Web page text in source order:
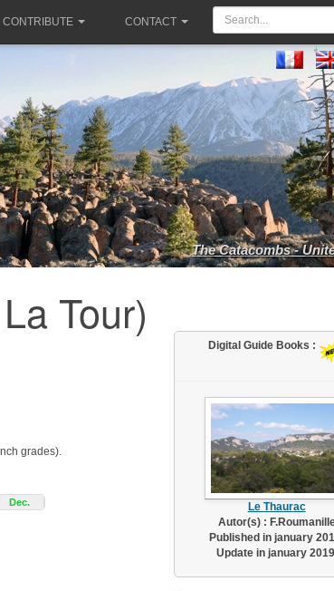
CONTRIBUTE CONTACT
The Catacombs -
Tour)
grades).
Dec.
Digital Guide Books :
Le Thaurac
Autor(s) :
Published in january
Update in january